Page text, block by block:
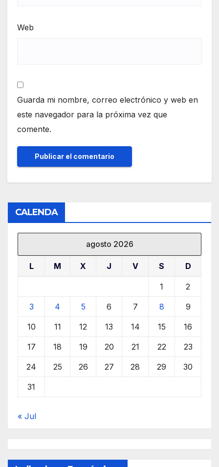
Web
Guarda mi nombre, correo electrónico y web en
este navegador para la próxima vez que
comente.
CALENDA
agosto 2026
L M X J V S D
1 2
3 4 5 6 7 8 9
10 11 12 13 14 15 16
17 18 19 20 21 22 23
24 25 26 27 28 29 30
31
« Jul